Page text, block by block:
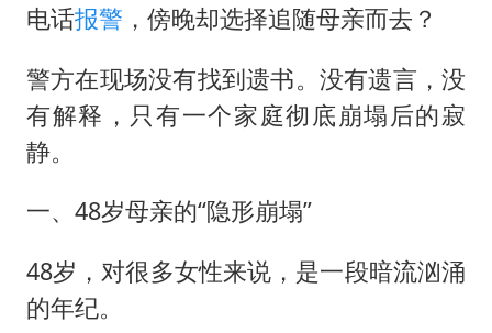
电话报警 ，傍晚却选择追随母亲而去？
警方在现场没有找到遗书。没有遗言，没
有解释，只有一个家庭彻底崩塌后的寂
静。
一、48岁母亲的“隐形崩塌”
48岁，对很多女性来说，是一段暗流汹涌
的年纪。